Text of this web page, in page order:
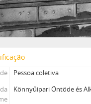
Pessoa coletiva
Könnyűipari Öntöde és